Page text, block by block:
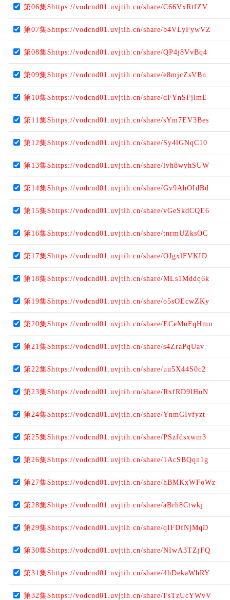
第06集$https://vodcnd01.uvjtih.cn/share/C66VxRtfZV
第07集$https://vodcnd01.uvjtih.cn/share/b4VLyFywVZ
第08集$https://vodcnd01.uvjtih.cn/share/QP4j8VvBq4
第09集$https://vodcnd01.uvjtih.cn/share/e8mjcZsVBn
第10集$https://vodcnd01.uvjtih.cn/share/dFYnSFjlmE
第11集$https://vodcnd01.uvjtih.cn/share/sYm7EV3Bes
第12集$https://vodcnd01.uvjtih.cn/share/Sy4lGNqC10
第13集$https://vodcnd01.uvjtih.cn/share/lvh8wyhSUW
第14集$https://vodcnd01.uvjtih.cn/share/Gv9AhOIdBd
第15集$https://vodcnd01.uvjtih.cn/share/vGeSkdCQE6
第16集$https://vodcnd01.uvjtih.cn/share/tnrmUZksOC
第17集$https://vodcnd01.uvjtih.cn/share/OJgxlFVKID
第18集$https://vodcnd01.uvjtih.cn/share/MLs1Mddq6k
第19集$https://vodcnd01.uvjtih.cn/share/o5sOEcwZKy
第20集$https://vodcnd01.uvjtih.cn/share/ECeMuFqHmu
第21集$https://vodcnd01.uvjtih.cn/share/s4ZraPqUav
第22集$https://vodcnd01.uvjtih.cn/share/uu5X44S0c2
第23集$https://vodcnd01.uvjtih.cn/share/RxfRD9lHoN
第24集$https://vodcnd01.uvjtih.cn/share/YnmGIvfyzt
第25集$https://vodcnd01.uvjtih.cn/share/PSzfdsxwm3
第26集$https://vodcnd01.uvjtih.cn/share/1AcSBQqn1g
第27集$https://vodcnd01.uvjtih.cn/share/hBMKxWFoWz
第28集$https://vodcnd01.uvjtih.cn/share/aBrh8Ctwkj
第29集$https://vodcnd01.uvjtih.cn/share/qIFDfNjMqD
第30集$https://vodcnd01.uvjtih.cn/share/NIwA3TZjFQ
第31集$https://vodcnd01.uvjtih.cn/share/4hDekaWhRY
第32集$https://vodcnd01.uvjtih.cn/share/FsTzUcYWvV